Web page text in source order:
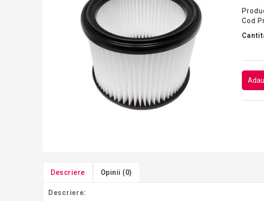
Cod
Descriere Opinii (0)
Descriere: